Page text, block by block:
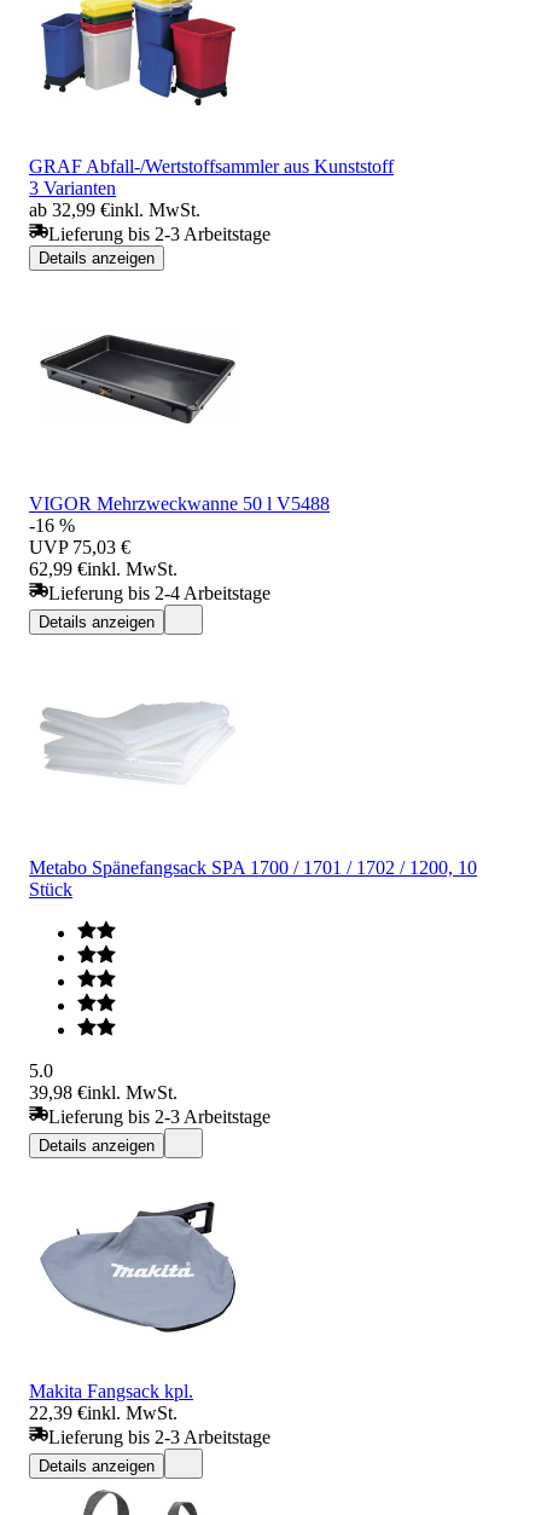
GRAF Abfall-/Wertstoffsammler aus Kunststoff
3 Varianten
ab 32,99 €inkl. MwSt.
Lieferung bis 2-3 Arbeitstage
Details anzeigen
VIGOR Mehrzweckwanne 50 l V5488
-16 %
UVP 75,03 €
62,99 €inkl. MwSt.
Lieferung bis 2-4 Arbeitstage
Details anzeigen
Metabo Spänefangsack SPA 1700 / 1701 / 1702 / 1200, 10
Stück
5.0
39,98 €inkl. MwSt.
Lieferung bis 2-3 Arbeitstage
Details anzeigen
Makita Fangsack kpl.
22,39 €inkl. MwSt.
Lieferung bis 2-3 Arbeitstage
Details anzeigen